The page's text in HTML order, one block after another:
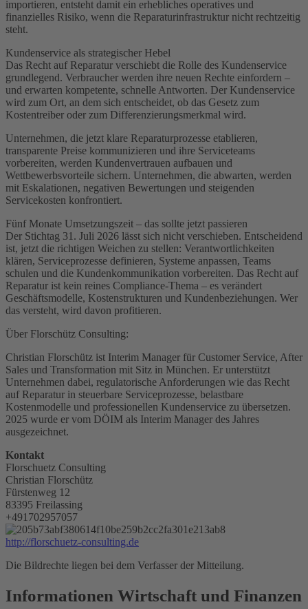
importieren, entsteht damit ein erhebliches operatives und
finanzielles Risiko, wenn die Reparaturinfrastruktur nicht rechtzeitig
steht.
Kundenservice als strategischer Hebel
Das Recht auf Reparatur verschiebt die Rolle des Kundenservice
grundlegend. Verbraucher werden ihre neuen Rechte einfordern –
und erwarten kompetente, schnelle Antworten. Der Kundenservice
wird zum Ort, an dem sich entscheidet, ob das Gesetz zum
Kostentreiber oder zum Differenzierungsmerkmal wird.
Unternehmen, die jetzt klare Reparaturprozesse etablieren,
transparente Preise kommunizieren und ihre Serviceteams
vorbereiten, werden Kundenvertrauen aufbauen und
Wettbewerbsvorteile sichern. Unternehmen, die abwarten, werden
mit Eskalationen, negativen Bewertungen und steigenden
Servicekosten konfrontiert.
Fünf Monate Umsetzungszeit – das sollte jetzt passieren
Der Stichtag 31. Juli 2026 lässt sich nicht verschieben. Entscheidend
ist, jetzt die richtigen Weichen zu stellen: Verantwortlichkeiten
klären, Serviceprozesse definieren, Systeme anpassen, Teams
schulen und die Kundenkommunikation vorbereiten. Das Recht auf
Reparatur ist kein reines Compliance-Thema – es verändert
Geschäftsmodelle, Kostenstrukturen und Kundenbeziehungen. Wer
das versteht, wird davon profitieren.
Über Florschütz Consulting:
Christian Florschütz ist Interim Manager für Customer Service, After
Sales und Transformation mit Sitz in München. Er unterstützt
Unternehmen dabei, regulatorische Anforderungen wie das Recht
auf Reparatur in steuerbare Serviceprozesse, belastbare
Kostenmodelle und professionellen Kundenservice zu übersetzen.
2025 wurde er vom DÖIM als Interim Manager des Jahres
ausgezeichnet.
Kontakt
Florschuetz Consulting
Christian Florschütz
Fürstenweg 12
83395 Freilassing
+491702957057
http://florschuetz-consulting.de
Die Bildrechte liegen bei dem Verfasser der Mitteilung.
Informationen Wirtschaft und Finanzen